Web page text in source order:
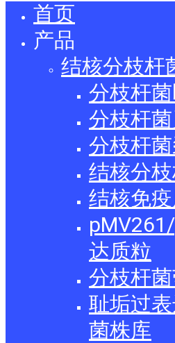
首页
产品
结核分枝杆
分枝杆
分枝杆
分枝杆
结核分
结核免
达质粒
分枝杆
耻垢过
菌株库